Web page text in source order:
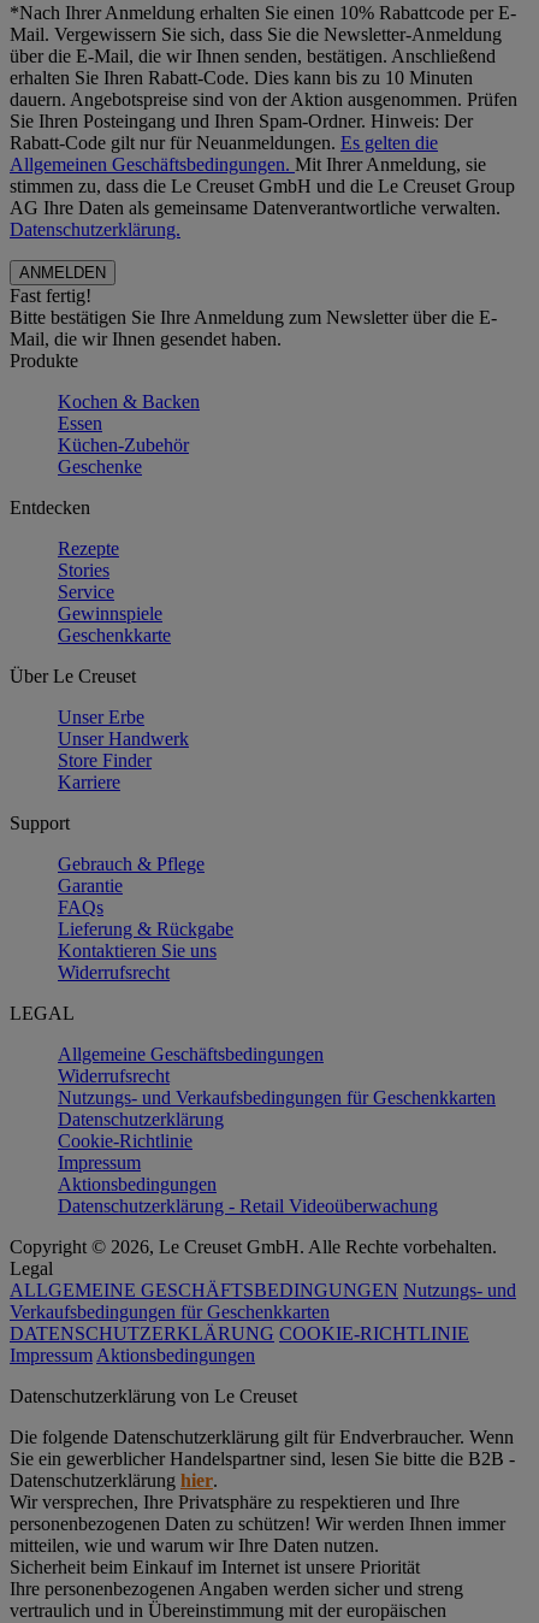
*Nach Ihrer Anmeldung erhalten Sie einen 10% Rabattcode per E-
Mail. Vergewissern Sie sich, dass Sie die Newsletter-Anmeldung
über die E-Mail, die wir Ihnen senden, bestätigen. Anschließend
erhalten Sie Ihren Rabatt-Code. Dies kann bis zu 10 Minuten
dauern. Angebotspreise sind von der Aktion ausgenommen. Prüfen
Sie Ihren Posteingang und Ihren Spam-Ordner. Hinweis: Der
Rabatt-Code gilt nur für Neuanmeldungen. Es gelten die
Allgemeinen Geschäftsbedingungen. Mit Ihrer Anmeldung, sie
stimmen zu, dass die Le Creuset GmbH und die Le Creuset Group
AG Ihre Daten als gemeinsame Datenverantwortliche verwalten.
Datenschutzerklärung.
Fast fertig!
Bitte bestätigen Sie Ihre Anmeldung zum Newsletter über die E-
Mail, die wir Ihnen gesendet haben.
Produkte
Kochen & Backen
Essen
Küchen-Zubehör
Geschenke
Entdecken
Rezepte
Stories
Service
Gewinnspiele
Geschenkkarte
Über Le Creuset
Unser Erbe
Unser Handwerk
Store Finder
Karriere
Support
Gebrauch & Pflege
Garantie
FAQs
Lieferung & Rückgabe
Kontaktieren Sie uns
Widerrufsrecht
LEGAL
Allgemeine Geschäftsbedingungen
Widerrufsrecht
Nutzungs- und Verkaufsbedingungen für Geschenkkarten
Datenschutzerklärung
Cookie-Richtlinie
Impressum
Aktionsbedingungen
Datenschutzerklärung - Retail Videoüberwachung
Copyright © 2026, Le Creuset GmbH. Alle Rechte vorbehalten.
Legal
ALLGEMEINE GESCHÄFTSBEDINGUNGEN Nutzungs- und
Verkaufsbedingungen für Geschenkkarten
DATENSCHUTZERKLÄRUNG COOKIE-RICHTLINIE
Impressum Aktionsbedingungen
Datenschutz­erklärung von Le Creuset
Die folgende Datenschutzerklärung gilt für Endverbraucher. Wenn
Sie ein gewerblicher Handelspartner sind, lesen Sie bitte die B2B -
Datenschutzerklärung hier.
Wir versprechen, Ihre Privatsphäre zu respektieren und Ihre
personenbezogenen Daten zu schützen! Wir werden Ihnen immer
mitteilen, wie und warum wir Ihre Daten nutzen.
Sicherheit beim Einkauf im Internet ist unsere Priorität
Ihre personenbezogenen Angaben werden sicher und streng
vertraulich und in Übereinstimmung mit der europäischen